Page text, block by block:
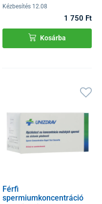
Kézbesítés 12.08
1 750 Ft
Kosárba
Férfi
spermiumkoncentráció